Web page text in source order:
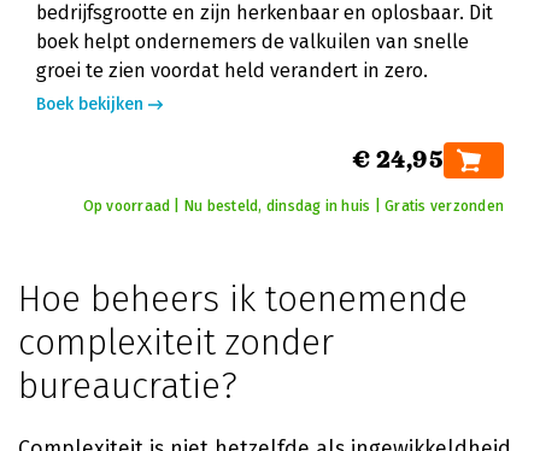
bedrijfsgrootte en zijn herkenbaar en oplosbaar. Dit
boek helpt ondernemers de valkuilen van snelle
groei te zien voordat held verandert in zero.
Boek bekijken
€ 24,95
Op voorraad | Nu besteld, dinsdag in huis | Gratis verzonden
Hoe beheers ik toenemende
complexiteit zonder
bureaucratie?